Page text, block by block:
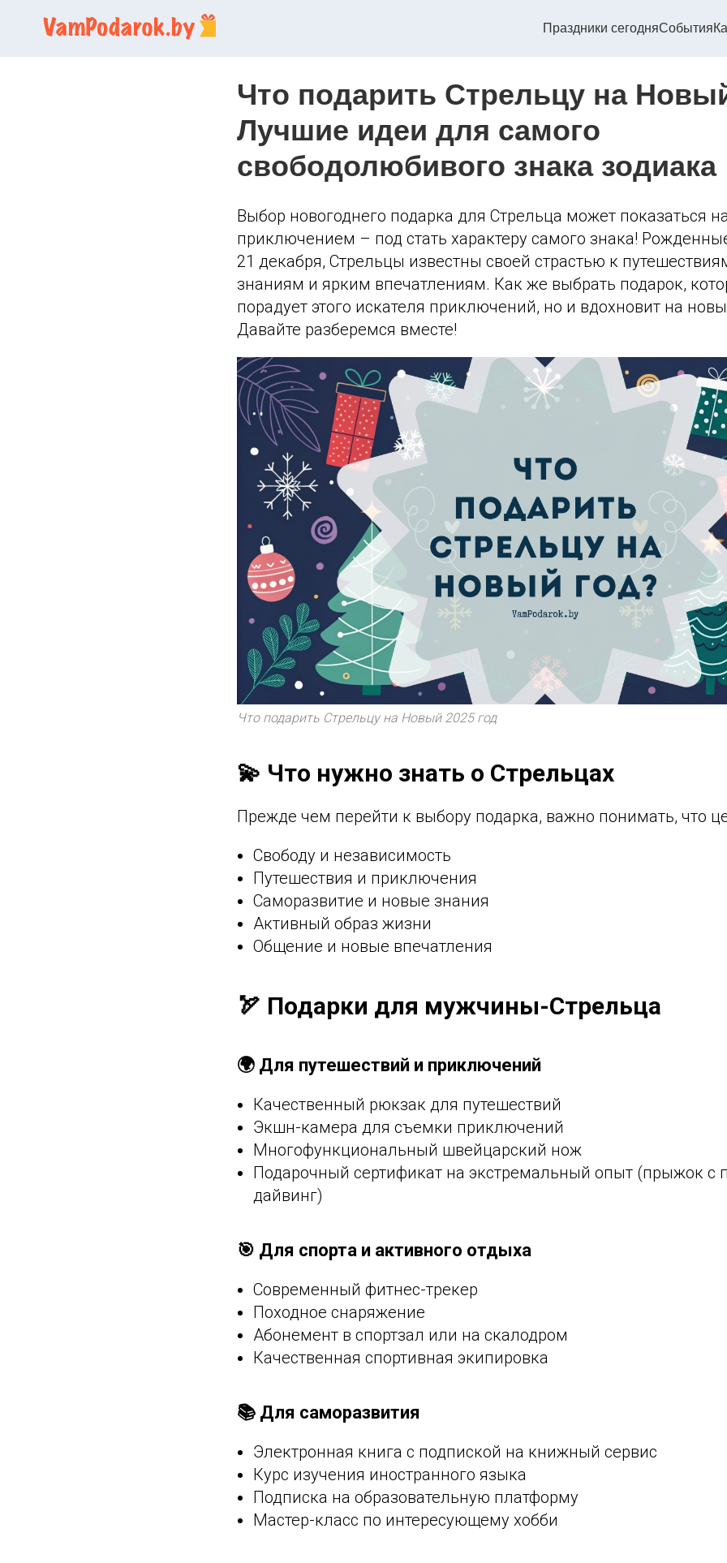
Праздники сегодняСобытия
Что подарить Стрельцу на
Лучшие идеи для самого
свободолюбивого знака зодиака
Выбор новогоднего подарка для Стрельца может показаться
приключением – под стать характеру самого знака!
21 декабря, Стрельцы известны своей страстью к
знаниям и ярким впечатлениям. Как же выбрать подарок,
порадует этого искателя приключений, но и вдохновит на
Давайте разберемся вместе!
Что подарить Стрельцу на Новый 2025 год
💫 Что нужно знать о Стрельцах
Прежде чем перейти к выбору подарка, важно понимать, что
Свободу и независимость
Путешествия и приключения
Саморазвитие и новые знания
Активный образ жизни
Общение и новые впечатления
🏹 Подарки для мужчины-Стрельца
🌍 Для путешествий и приключений
Качественный рюкзак для путешествий
Экшн-камера для съемки приключений
Многофункциональный швейцарский нож
Подарочный сертификат на экстремальный опыт (прыжок с
дайвинг)
🎯 Для спорта и активного отдыха
Современный фитнес-трекер
Походное снаряжение
Абонемент в спортзал или на скалодром
Качественная спортивная экипировка
📚 Для саморазвития
Электронная книга с подпиской на книжный сервис
Курс изучения иностранного языка
Подписка на образовательную платформу
Мастер-класс по интересующему хобби